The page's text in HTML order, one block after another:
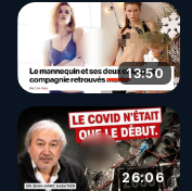
13:50
26:06